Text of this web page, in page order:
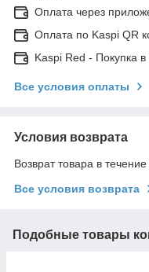
Оплата через
Оплата по Kaspi QR
Kaspi Red - Покупка в
Все условия оплаты
Условия возврата
Возврат товара в
Все условия возврата
Подобные товары